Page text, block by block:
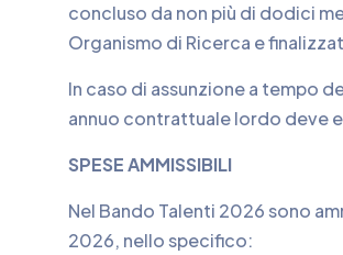
concluso da non più di dodici
Organismo di Ricerca e
In caso di assunzione a tempo
annuo contrattuale lordo deve
SPESE AMMISSIBILI
Nel Bando Talenti 2026 sono
2026, nello specifico: